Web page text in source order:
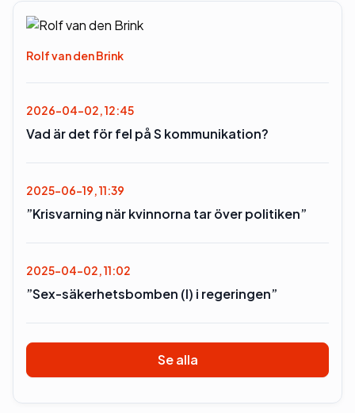
Rolf van den Brink
2026-04-02, 12:45
Vad är det för fel på S kommunikation?
2025-06-19, 11:39
”Krisvarning när kvinnorna tar över politiken”
2025-04-02, 11:02
”Sex-säkerhetsbomben (l) i regeringen”
Se alla